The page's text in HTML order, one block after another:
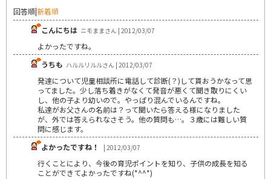
回答順|新着順
こんにちは ニモままさん | 2012/03/07
よかったですね。
うちも ハルルリルルさん | 2012/03/07
発達について児童相談所に電話して診断(？)して貰おうかなって思
ってました。少し落ち着きがなくて発音が悪くて聞き取りにくい
し、他の子より幼いので。やっぱり混んでいるんですね。
私達がお父さんの名前は？って聞いたら答える様になりました
が、外では答えられなさそう。他の質問も…。３歳には難しい質
問に感じます。
よかったですね！
| 2012/03/07
行くことにより、今後の育児ポイントを知り、子供の成長を知る
ことができてよかったですね(*^^*)